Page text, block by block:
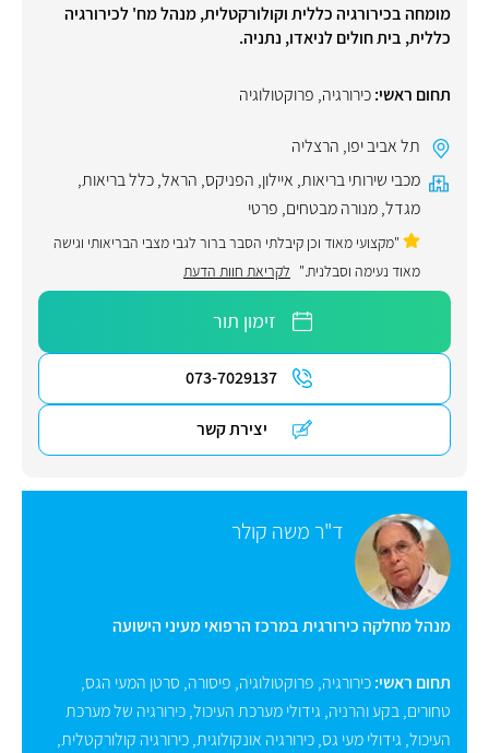
מומחה בכירורגיה כללית וקולורקטלית, מנהל מח' לכירורגיה
כללית, בית חולים לניאדו, נתניה.
תחום ראשי:כירורגיה, פרוקטולוגיה
תל אביב יפו, הרצליה
מכבי שירותי בריאות, איילון, הפניקס, הראל,כלל בריאות,
מגדל,מנורה מבטחים, פרטי
"מקצועי מאוד וכן קיבלתי הסבר ברור לגבי מצבי הבריאותי וגישה
מאוד נעימה וסבלנית." לקריאת חוות הדעת
זימון תור
073-7029137
יצירת קשר
ד"ר משה קולר
מנהל מחלקה כירורגית במרכז הרפואי מעיני הישועה
תחום ראשי:כירורגיה, פרוקטולוגיה, פיסורה, סרטן המעי הגס,
טחורים,בקע והרניה, גידולי מערכת העיכול,כירורגיה של מערכת
העיכול, גידולי מעי גס,כירורגיה אונקולוגית,כירורגיה קולורקטלית,